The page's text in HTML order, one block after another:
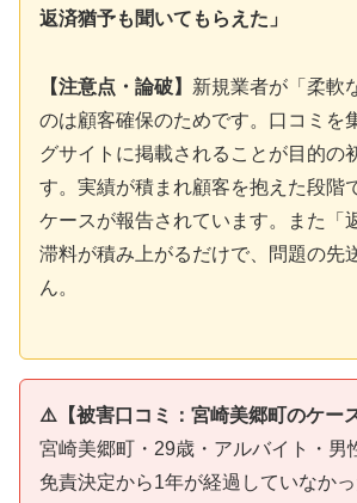
返済猶予も聞いてもらえた」
【注意点・論破】 新規業者が「柔軟
のは顧客確保のためです。口コミを
グサイトに掲載されることが目的の
す。実績が積まれ顧客を抱えた段階
ケースが報告されています。また「
滞料が積み上がるだけで、問題の先
ん。
⚠️【被害口コミ：宮崎美郷町のケー
宮崎美郷町・29歳・アルバイト・男
免責決定から1年が経過していなか